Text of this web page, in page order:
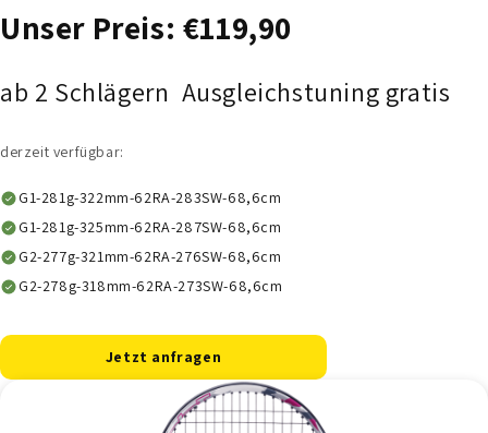
Unser Preis: €119,90
ab 2 Schlägern Ausgleichstuning gratis
derzeit verfügbar:
G1-281g-322mm-62RA-283SW-68,6cm
G1-281g-325mm-62RA-287SW-68,6cm
G2-277g-321mm-62RA-276SW-68,6cm
G2-278g-318mm-62RA-273SW-68,6cm
Jetzt anfragen